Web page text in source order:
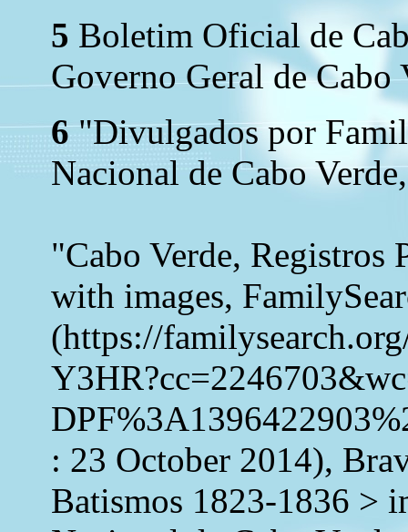
5 Boletim Oficial de
Governo Geral de
6"Divulgados por
Nacional de Cabo
"Cabo Verde, Registros
with images,
(https://
: 23 October 2014),
Batismos 1823-1836 >